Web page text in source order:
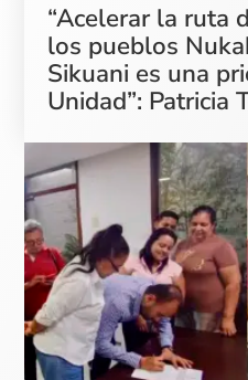
“Acelerar la ruta
los pueblos
Sikuani es una
Unidad”: Patricia